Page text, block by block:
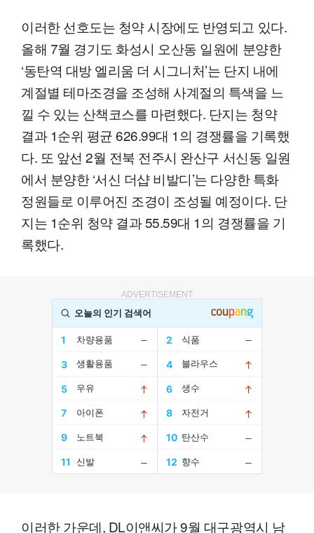
이러한 선호도는 청약 시장에도 반영되고 있다.
올해 7월 경기도 화성시 오산동 일원에 분양한
‘동탄역 대방 엘리움 더 시그니처’는 단지 내에
계절별 테마조경을 조성해 사계절의 특색을 느
낄 수 있는 산책코스를 마련했다. 단지는 청약
결과 1순위 평균 626.99대 1의 경쟁률을 기록했
다. 또 앞선 2월 전북 전주시 완산구 서신동 일원
에서 분양한 ‘서신 더샵 비발디’는 다양한 특화
정원들로 이루어진 조경이 조성될 예정이다. 단
지는 1순위 청약 결과 55.59대 1의 경쟁률을 기
록했다.
ADVERTISEMENT
이러한 가운데, DL이앤씨가 9월 대구광역시 남